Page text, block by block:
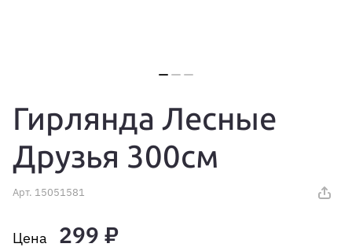
Гирлянда Лесные
Друзья 300см
Арт. 15051581
299 ₽